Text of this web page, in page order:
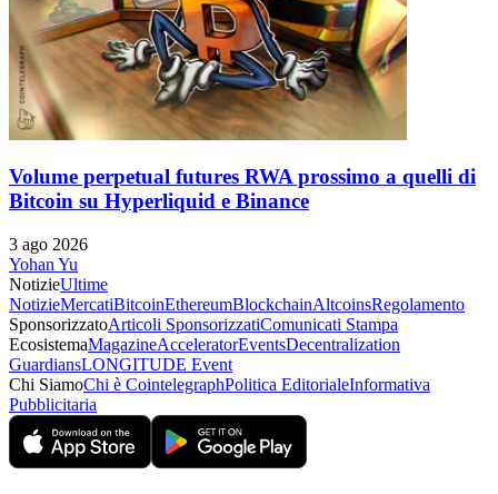
Volume perpetual futures RWA prossimo a quelli di
Bitcoin su Hyperliquid e Binance
3 ago 2026
Yohan Yu
NotizieUltime
NotizieMercatiBitcoinEthereumBlockchainAltcoinsRegolamento
SponsorizzatoArticoli SponsorizzatiComunicati Stampa
EcosistemaMagazineAcceleratorEventsDecentralization
GuardiansLONGITUDE Event
Chi SiamoChi è CointelegraphPolitica EditorialeInformativa
Pubblicitaria